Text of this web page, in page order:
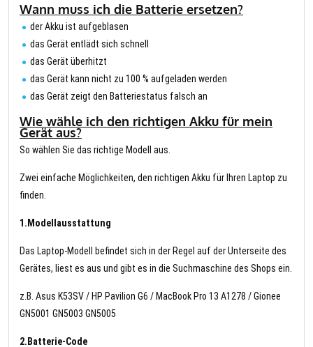
Wann muss ich die Batterie ersetzen?
der Akku ist aufgeblasen
das Gerät entlädt sich schnell
das Gerät überhitzt
das Gerät kann nicht zu 100 % aufgeladen werden
das Gerät zeigt den Batteriestatus falsch an
Wie wähle ich den richtigen Akku für mein
Gerät aus?
So wählen Sie das richtige Modell aus.
Zwei einfache Möglichkeiten, den richtigen Akku für Ihren Laptop zu
finden.
1.Modellausstattung
Das Laptop-Modell befindet sich in der Regel auf der Unterseite des
Gerätes, liest es aus und gibt es in die Suchmaschine des Shops ein.
z.B. Asus K53SV / HP Pavilion G6 / MacBook Pro 13 A1278 / Gionee
GN5001 GN5003 GN5005
2.Batterie-Code